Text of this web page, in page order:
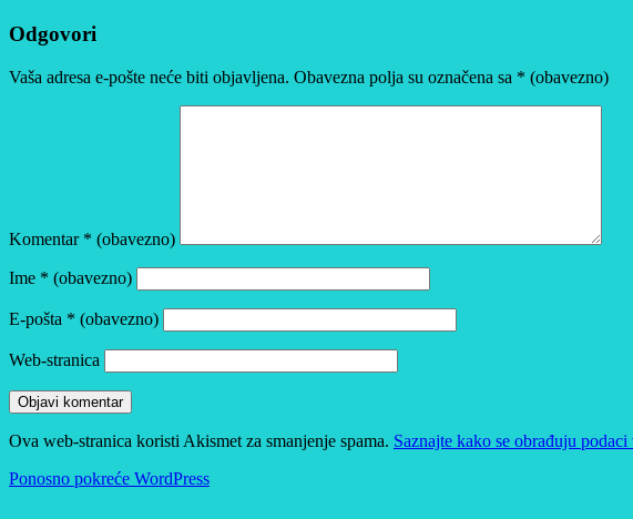
Odgovori
Vaša adresa e-pošte neće biti objavljena. Obavezna polja su označena sa * (obavezno)
Komentar * (obavezno)
Ime * (obavezno)
E-pošta * (obavezno)
Web-stranica
Ova web-stranica koristi Akismet za smanjenje spama. Saznajte kako se obrađuju podaci
Ponosno pokreće WordPress